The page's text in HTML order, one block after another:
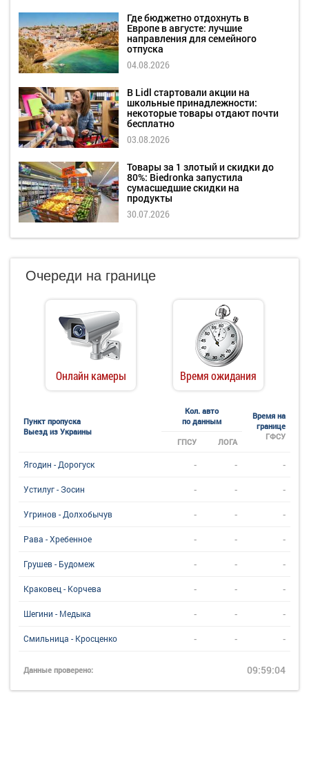
Где бюджетно отдохнуть в
Европе в августе: лучшие
направления для семейного
отпуска
04.08.2026
В Lidl стартовали акции на
школьные принадлежности:
некоторые товары отдают почти
бесплатно
03.08.2026
Товары за 1 злотый и скидки до
80%: Biedronka запустила
сумасшедшие скидки на
продукты
30.07.2026
Очереди на границе
Онлайн камеры Время ожидания
Пункт пропуска
Выезд из Украины
Кол. авто
по данным
Время на
границе
ГФСУ
ГПСУ ЛОГА
Ягодин - Дорогуск - - -
Устилуг - Зосин - - -
Угринов - Долхобычув - - -
Рава - Хребенное - - -
Грушев - Будомеж - - -
Краковец - Корчева - - -
Шегини - Медыка - - -
Смильница - Кросценко - - -
Данные проверено: 09:59:04